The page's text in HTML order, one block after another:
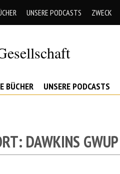
UNSERE PODCASTS ZWECK
BÜCHER UNSERE PODCASTS
DAWKINS GWUP